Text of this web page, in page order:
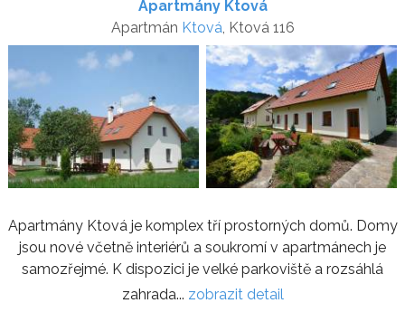
Apartmány Ktová
Apartmán Ktová , Ktová 116
Apartmány Ktová je komplex tří prostorných domů. Domy
jsou nové včetně interiérů a soukromí v apartmánech je
samozřejmé. K dispozici je velké parkoviště a rozsáhlá
zahrada... zobrazit detail